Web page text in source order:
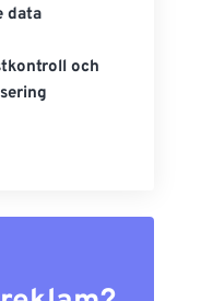
data
och